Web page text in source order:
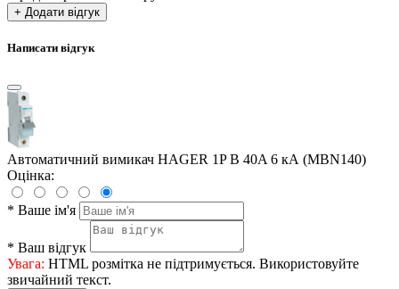
+ Додати відгук
Написати відгук
Автоматичний вимикач HAGER 1P B 40A 6 кА (MBN140)
Оцінка:
* Ваше ім'я
* Ваш відгук
Увага: HTML розмітка не підтримується. Використовуйте
звичайний текст.